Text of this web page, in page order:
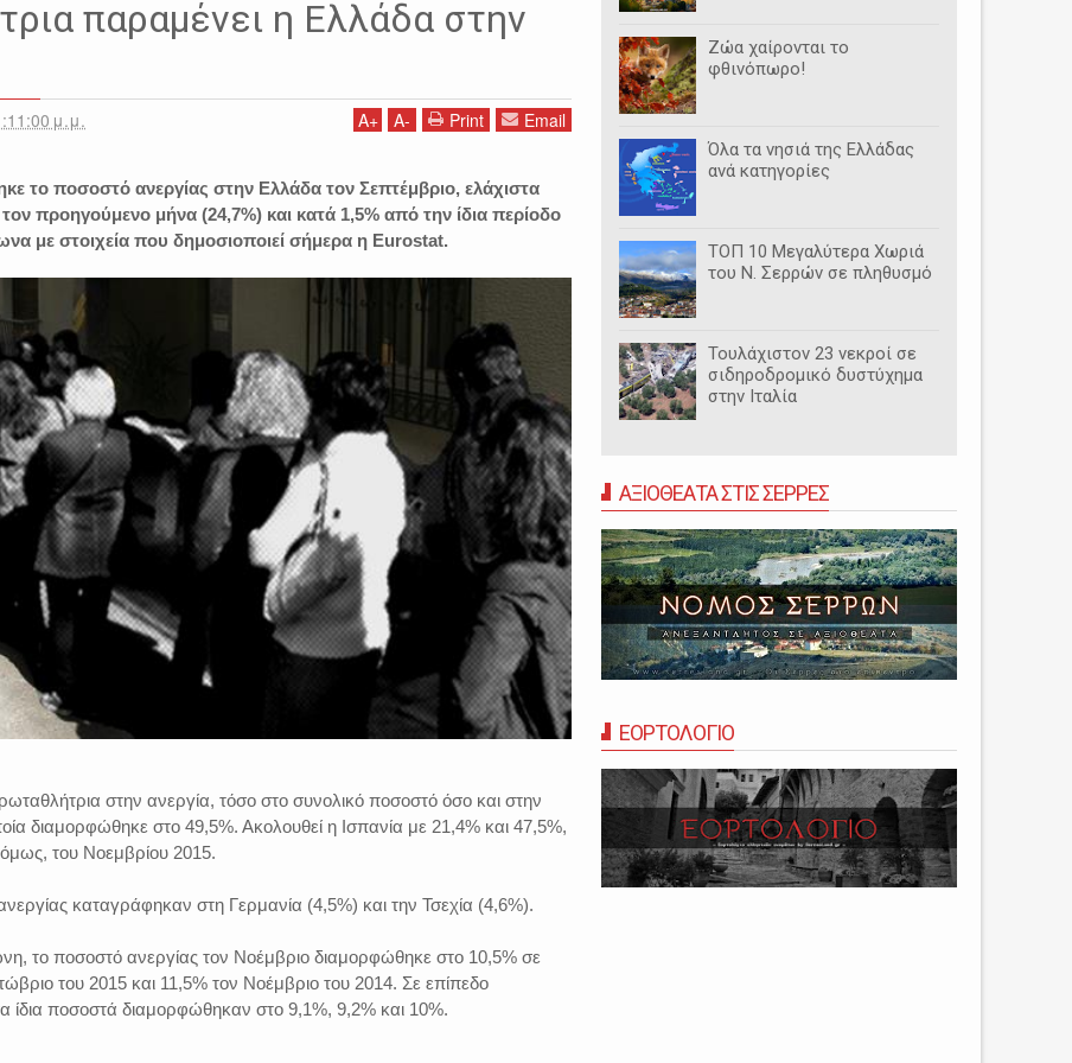
παραμένει η Ελλάδα στην
μ.μ. A+ A- Print Email
το ποσοστό ανεργίας στην Ελλάδα τον Σεπτέμβριο, ελάχιστα
προηγούμενο μήνα (24,7%) και κατά 1,5% από την ίδια περίοδο
με στοιχεία που δημοσιοποιεί σήμερα η Eurostat.
στην ανεργία, τόσο στο συνολικό ποσοστό όσο και στην
διαμορφώθηκε στο 49,5%. Ακολουθεί η Ισπανία με 21,4% και 47,5%,
όμως, του Νοεμβρίου 2015.
καταγράφηκαν στη Γερμανία (4,5%) και την Τσεχία (4,6%).
το ποσοστό ανεργίας τον Νοέμβριο διαμορφώθηκε στο 10,5% σε
του 2015 και 11,5% τον Νοέμβριο του 2014. Σε επίπεδο
ποσοστά διαμορφώθηκαν στο 9,1%, 9,2% και 10%.
Ζώα χαίρονται το
φθινόπωρο!
Όλα τα νησιά της Ελλάδας
ανά κατηγορίες
ΤΟΠ 10 Μεγαλύτερα Χωριά
του Ν. Σερρών σε πληθυσμό
Τουλάχιστον 23 νεκροί σε
σιδηροδρομικό δυστύχημα
στην Ιταλία
ΑΞΙΟΘΕΑΤΑ ΣΤΙΣ ΣΕΡΡΕΣ
ΕΟΡΤΟΛΟΓΙΟ